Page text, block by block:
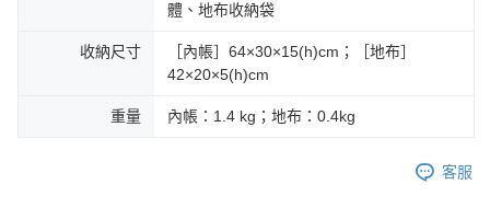
體、地布收納袋
收納尺寸
［內帳］64×30×15(h)cm；［地布］
42×20×5(h)cm
重量 內帳：1.4 kg；地布：0.4kg
客服